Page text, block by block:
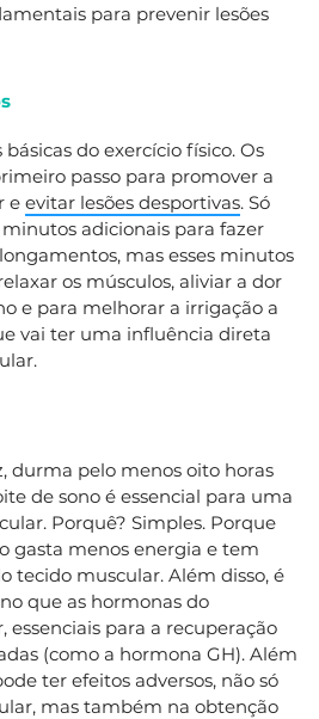
para prevenir lesões
do exercício físico. Os
passo para promover a
e evitar lesões desportivas. Só
adicionais para fazer
mas esses minutos
os músculos, aliviar a dor
e para melhorar a irrigação a
vai ter uma influência direta
durma pelo menos oito horas
de sono é essencial para uma
Porquê? Simples. Porque
gasta menos energia e tem
tecido muscular. Além disso, é
que as hormonas do
para a recuperação
(como a hormona GH). Além
ter efeitos adversos, não só
mas também na obtenção